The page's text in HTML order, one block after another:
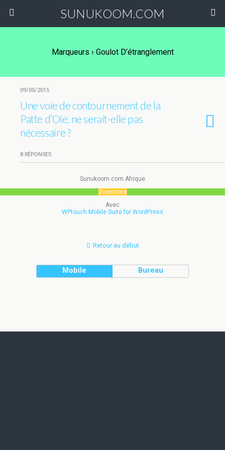
SUNUKOOM.COM
Marqueurs › Goulot D’étranglement
09/05/2015
Une voie de contournement de la
Patte d’Oie, ne serait-elle pas
nécessaire ?
8 RÉPONSES
Sunukoom.com Afrique
Directions
Avec
WPtouch Mobile Suite for WordPress
Retour au début
Mobile Bureau